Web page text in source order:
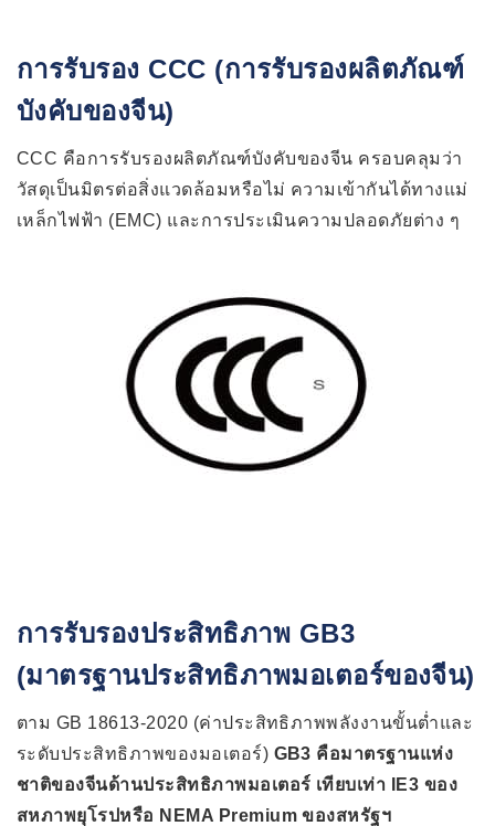
การรับรอง CCC (การรับรองผลิตภัณฑ์
บังคับของจีน)
CCC คือการรับรองผลิตภัณฑ์บังคับของจีน ครอบคลุมว่า
วัสดุเป็นมิตรต่อสิ่งแวดล้อมหรือไม่ ความเข้ากันได้ทางแม่
เหล็กไฟฟ้า (EMC) และการประเมินความปลอดภัยต่าง ๆ
การรับรองประสิทธิภาพ GB3
(มาตรฐานประสิทธิภาพมอเตอร์ของจีน)
ตาม GB 18613-2020 (ค่าประสิทธิภาพพลังงานขั้นต่ำและ
ระดับประสิทธิภาพของมอเตอร์) GB3 คือมาตรฐานแห่ง
ชาติของจีนด้านประสิทธิภาพมอเตอร์ เทียบเท่า IE3 ของ
สหภาพยุโรปหรือ NEMA Premium ของสหรัฐฯ